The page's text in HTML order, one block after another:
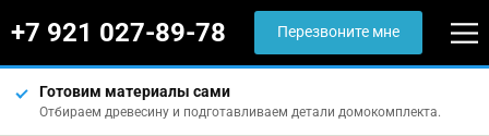
+7 921 027-89-78 Перезвоните мне
Готовим материалы сами
Отбираем древесину и подготавливаем детали домокомплекта.